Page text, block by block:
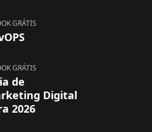
GRÁTIS
GRÁTIS
de
Digital
2026